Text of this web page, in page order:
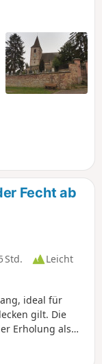
Fecht ab
Std.
Leicht
ideal für
gilt. Die
Erholung als
im Laufe der